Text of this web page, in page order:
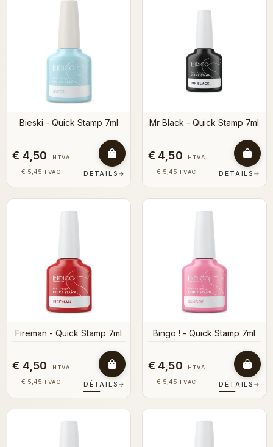
Bieski - Quick Stamp 7ml
€ 4,50 HTVA
€ 5,45 TVAC DÉTAILS →
Mr Black - Quick Stamp 7ml
€ 4,50 HTVA
€ 5,45 TVAC DÉTAILS →
Fireman - Quick Stamp 7ml
€ 4,50 HTVA
€ 5,45 TVAC DÉTAILS →
Bingo ! - Quick Stamp 7ml
€ 4,50 HTVA
€ 5,45 TVAC DÉTAILS →